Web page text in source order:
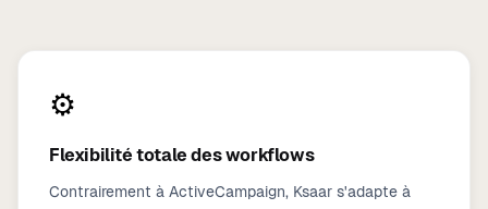
⚙️
Flexibilité totale des workflows
Contrairement à ActiveCampaign, Ksaar s'adapte à